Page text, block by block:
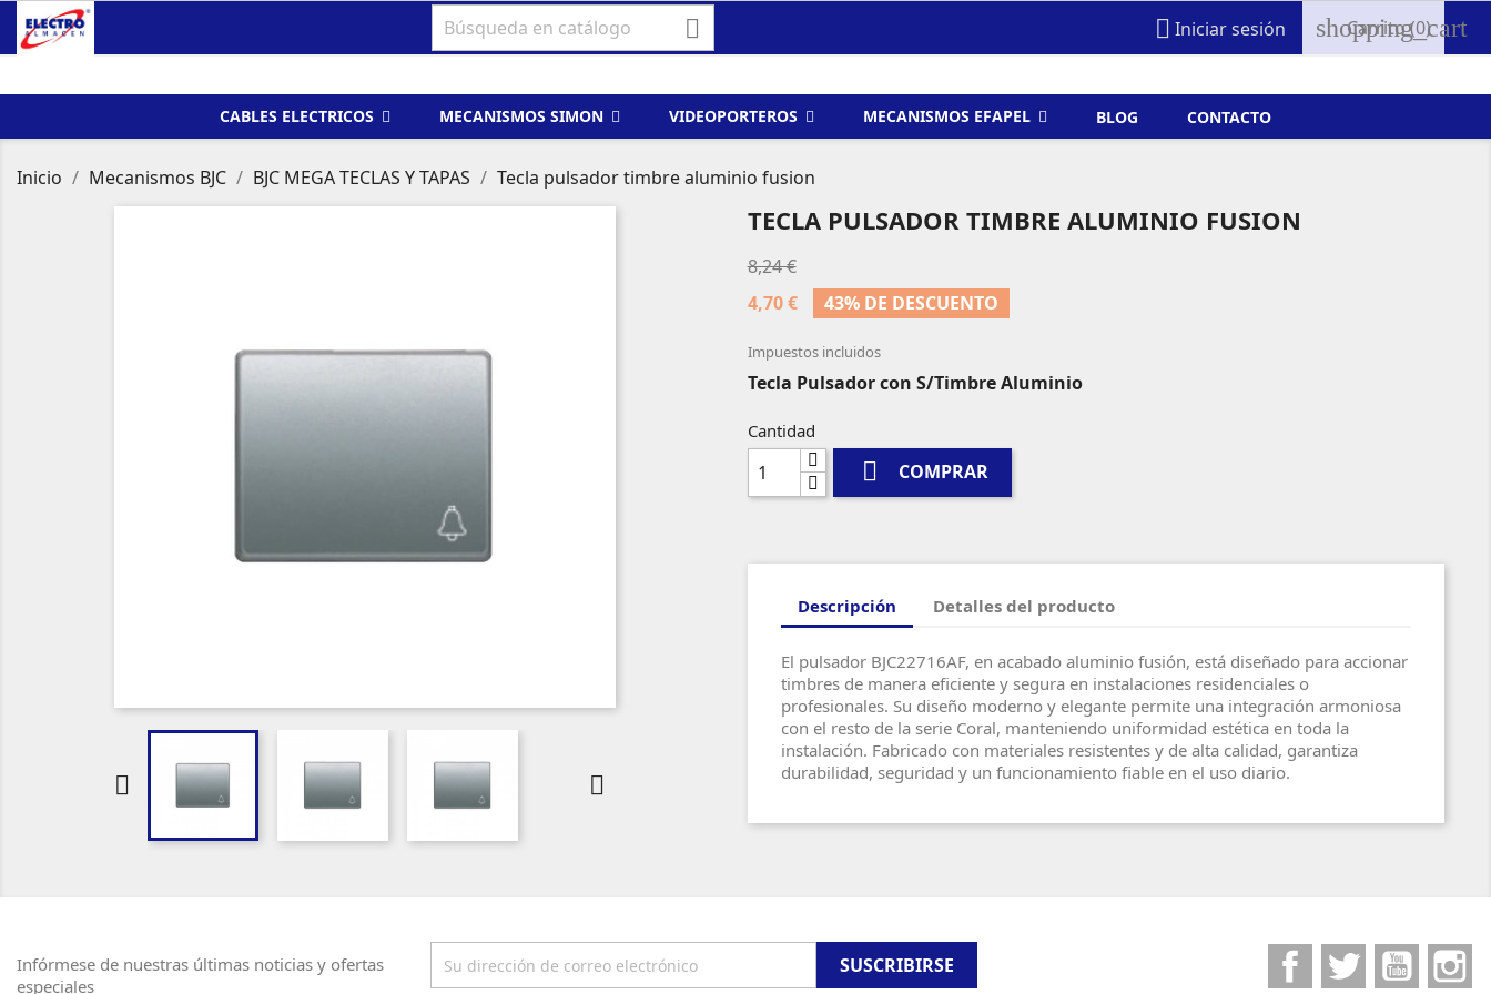
  Iniciar sesión shopping_cart
Carrito(0)
CABLES ELECTRICOS MECANISMOS SIMON VIDEOPORTEROS MECANISMOS EFAPEL BLOG CONTACTO
Inicio Mecanismos BJC BJC MEGA TECLAS Y TAPAS Tecla pulsador timbre aluminio fusion
 
TECLA PULSADOR TIMBRE ALUMINIO FUSION
8,24 €
4,70 €
43% DE DESCUENTO
Impuestos incluidos
Tecla Pulsador con S/Timbre Aluminio
Cantidad
 COMPRAR
Descripción Detalles del producto
El pulsador BJC22716AF, en acabado aluminio fusión, está diseñado para accionar
timbres de manera eficiente y segura en instalaciones residenciales o
profesionales. Su diseño moderno y elegante permite una integración armoniosa
con el resto de la serie Coral, manteniendo uniformidad estética en toda la
instalación. Fabricado con materiales resistentes y de alta calidad, garantiza
durabilidad, seguridad y un funcionamiento fiable en el uso diario.
Infórmese de nuestras últimas noticias y ofertas
especiales
FacebookTwitter YouTube